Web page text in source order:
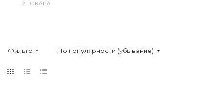
2 ТОВАРА
Фильтр По популярности (убывание)